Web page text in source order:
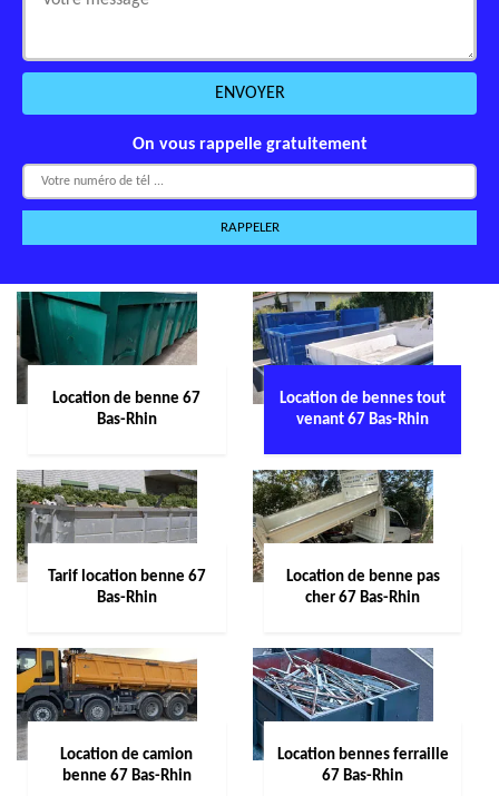
On vous rappelle gratuitement
Location de benne 67
Bas-Rhin
Location de bennes tout
venant 67 Bas-Rhin
Tarif location benne 67
Bas-Rhin
Location de benne pas
cher 67 Bas-Rhin
Location de camion
benne 67 Bas-Rhin
Location bennes ferraille
67 Bas-Rhin